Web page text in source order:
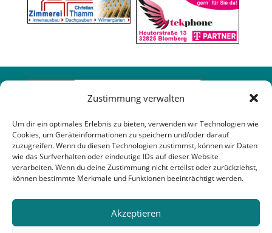
Zustimmung verwalten
Um dir ein optimales Erlebnis zu bieten, verwenden wir Technologien wie
Cookies, um Geräteinformationen zu speichern und/oder darauf
zuzugreifen. Wenn du diesen Technologien zustimmst, können wir Daten
wie das Surfverhalten oder eindeutige IDs auf dieser Website
verarbeiten. Wenn du deine Zustimmung nicht erteilst oder zurückziehst,
können bestimmte Merkmale und Funktionen beeinträchtigt werden.
Akzeptieren